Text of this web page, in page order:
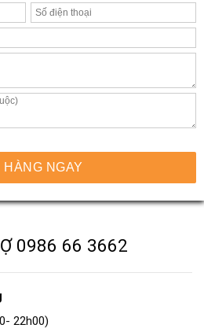
NGAY
0986 66 3662
22h00)